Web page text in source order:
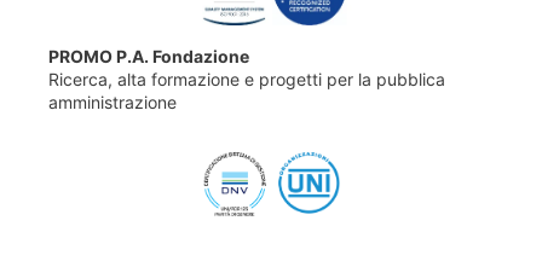
PROMO P.A. Fondazione
Ricerca, alta formazione e progetti per la pubblica
amministrazione